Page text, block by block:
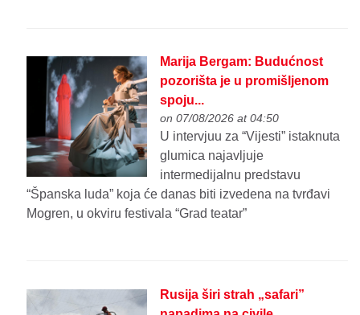
Marija Bergam: Budućnost
pozorišta je u promišljenom
spoju...
on 07/08/2026 at 04:50
U intervjuu za “Vijesti” istaknuta
glumica najavljuje
intermedijalnu predstavu
“Španska luda” koja će danas biti izvedena na tvrđavi
Mogren, u okviru festivala “Grad teatar”
Rusija širi strah „safari”